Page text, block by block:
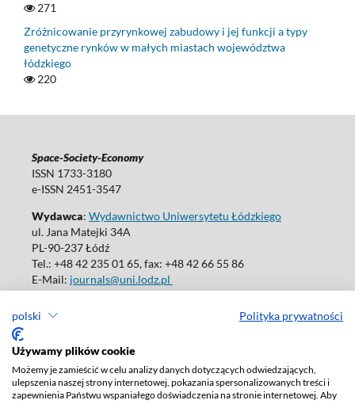
polski Polityka prywatności
Używamy plików cookie
Możemy je zamieścić w celu analizy danych dotyczących odwiedzających,
ulepszenia naszej strony internetowej, pokazania spersonalizowanych treści i
zapewnienia Państwu wspaniałego doświadczenia na stronie internetowej. Aby
271
Zróżnicowanie przyrynkowej zabudowy i jej funkcji a typy
genetyczne rynków w małych miastach województwa
łódzkiego
220
Space-Society-Economy
ISSN 1733-3180
e-ISSN 2451-3547
Wydawca: Wydawnictwo Uniwersytetu Łódzkiego
ul. Jana Matejki 34A
PL-90-237 Łódź
Tel.: +48 42 235 01 65, fax: +48 42 66 55 86
E-Mail: journals@uni.lodz.pl
Deklaracja dostępności